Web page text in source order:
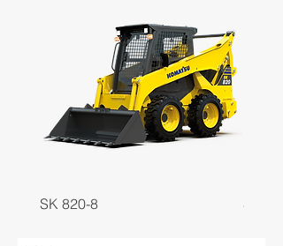
SK 820-8 SK